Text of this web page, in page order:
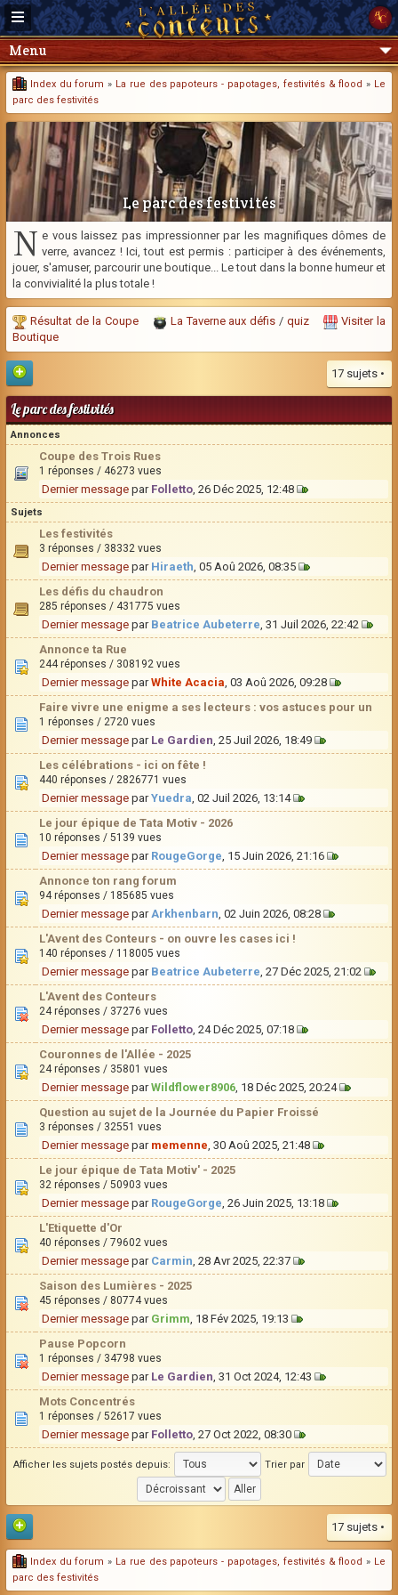
Menu
Index du forum » La rue des papoteurs - papotages, festivités & flood » Le
parc des festivités
Le parc des festivités
N e vous laissez pas impressionner par les magnifiques dômes de
verre, avancez ! Ici, tout est permis : participer à des événements,
jouer, s'amuser, parcourir une boutique... Le tout dans la bonne humeur et
la convivialité la plus totale !
Résultat de la Coupe La Taverne aux défis /quiz
Visiter la
Boutique
17 sujets •
Le parc des festivités
Annonces
Coupe des Trois Rues
1 réponses / 46273 vues
Dernier message par Folletto, 26 Déc 2025, 12:48
Sujets
Les festivités
3 réponses / 38332 vues
Dernier message par Hiraeth, 05 Aoû 2026, 08:35
Les défis du chaudron
285 réponses / 431775 vues
Dernier message par Beatrice Aubeterre, 31 Juil 2026, 22:42
Annonce ta Rue
244 réponses / 308192 vues
Dernier message parWhite Acacia, 03 Aoû 2026, 09:28
Faire vivre une enigme a ses lecteurs : vos astuces pour un
1 réponses / 2720 vues
Dernier message par Le Gardien, 25 Juil 2026, 18:49
Les célébrations - ici on fête !
440 réponses / 2826771 vues
Dernier message parYuedra, 02 Juil 2026, 13:14
Le jour épique de Tata Motiv - 2026
10 réponses / 5139 vues
Dernier message par RougeGorge, 15 Juin 2026, 21:16
Annonce ton rang forum
94 réponses / 185685 vues
Dernier message parArkhenbarn, 02 Juin 2026, 08:28
L'Avent des Conteurs - on ouvre les cases ici !
140 réponses / 118005 vues
Dernier message par Beatrice Aubeterre, 27 Déc 2025, 21:02
L'Avent des Conteurs
24 réponses / 37276 vues
Dernier message par Folletto, 24 Déc 2025, 07:18
Couronnes de l'Allée - 2025
24 réponses / 35801 vues
Dernier message parWildflower8906, 18 Déc 2025, 20:24
Question au sujet de la Journée du Papier Froissé
3 réponses / 32551 vues
Dernier message par memenne, 30 Aoû 2025, 21:48
Le jour épique de Tata Motiv' - 2025
32 réponses / 50903 vues
Dernier message par RougeGorge, 26 Juin 2025, 13:18
L'Etiquette d'Or
40 réponses / 79602 vues
Dernier message par Carmin, 28 Avr 2025, 22:37
Saison des Lumières - 2025
45 réponses / 80774 vues
Dernier message par Grimm, 18 Fév 2025, 19:13
Pause Popcorn
1 réponses / 34798 vues
Dernier message par Le Gardien, 31 Oct 2024, 12:43
Mots Concentrés
1 réponses / 52617 vues
Dernier message par Folletto, 27 Oct 2022, 08:30
Afficher les sujets postés depuis: Trier par
17 sujets •
Index du forum » La rue des papoteurs - papotages, festivités & flood » Le
parc des festivités